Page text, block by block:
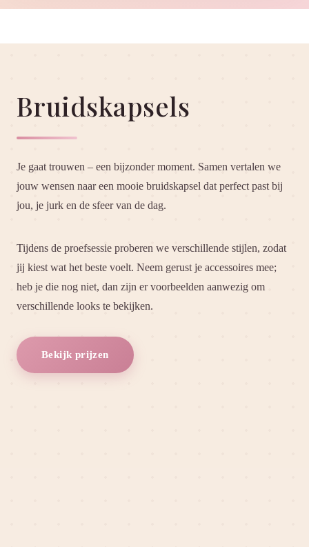
Bruidskapsels
Je gaat trouwen – een bijzonder moment. Samen vertalen we
jouw wensen naar een mooie bruidskapsel dat perfect past bij
jou, je jurk en de sfeer van de dag.
Tijdens de proefsessie proberen we verschillende stijlen, zodat
jij kiest wat het beste voelt. Neem gerust je accessoires mee;
heb je die nog niet, dan zijn er voorbeelden aanwezig om
verschillende looks te bekijken.
Bekijk prijzen